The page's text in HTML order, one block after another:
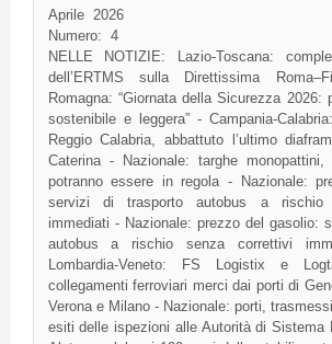
Aprile
2026
Numero: 4
NELLE NOTIZIE: Lazio-Toscana:
dell’ERTMS sulla Direttissima
Romagna: “Giornata della Sicurezza 2026:
sostenibile e leggera” - Campania-
Reggio Calabria, abbattuto l’ultimo
Caterina - Nazionale: targhe
potranno essere in regola - Nazionale:
servizi di trasporto autobus a rischio
immediati - Nazionale: prezzo del gasolio:
autobus a rischio senza correttivi
Lombardia-Veneto: FS Logistix e
collegamenti ferroviari merci dai porti di
Verona e Milano - Nazionale: porti,
esiti delle ispezioni alle Autorità di Sistema